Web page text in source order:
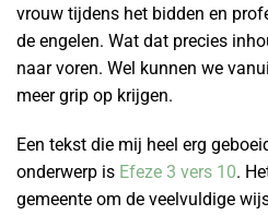
vrouw tijdens het bidden en
de engelen. Wat dat precies
naar voren. Wel kunnen we
meer grip op krijgen.
Een tekst die mij heel erg
onderwerp is Efeze 3 vers 10.
gemeente om de veelvuldige